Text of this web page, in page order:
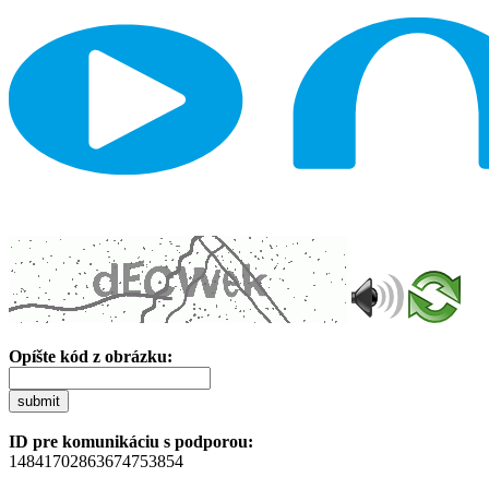
Opíšte kód z obrázku:
submit
ID pre komunikáciu s podporou:
14841702863674753854